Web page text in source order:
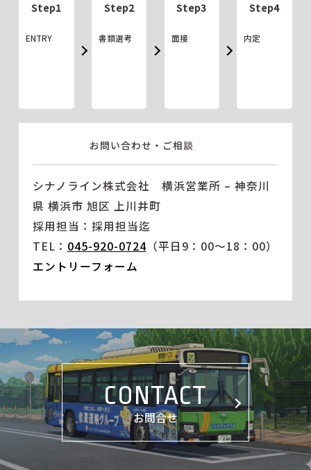
Step1
ENTRY
Step2
書類選考
Step3
面接
Step4
内定
お問い合わせ・ご相談
シナノライン株式会社 横浜営業所 – 神奈川
県 横浜市 旭区 上川井町
採用担当：採用担当迄
TEL： 045-920-0724（平日9：00～18：00）
エントリーフォーム
CONTACT
お問合せ